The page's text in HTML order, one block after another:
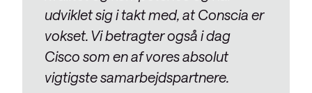
udviklet sig i takt med, at Conscia er
vokset. Vi betragter også i dag
Cisco som en af vores absolut
vigtigste samarbejdspartnere.